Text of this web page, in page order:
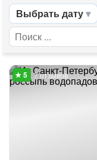
Выбрать дату
7 отзывов